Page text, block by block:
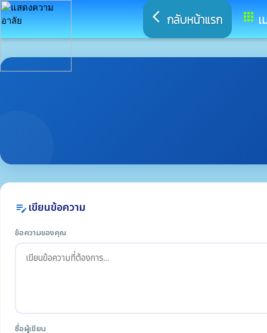
arrow_back_ios กลับหน้าแรก apps
edit_noteเขียนข้อความ
ข้อความของคุณ
ชื่อผู้เขียน